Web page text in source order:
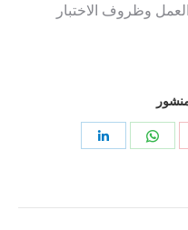
وظروف الاختبار
مشاركه مشاركه